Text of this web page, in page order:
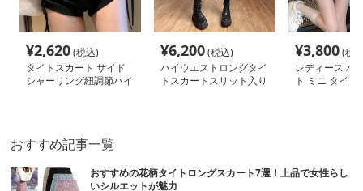
¥2,620(税込)
タイトスカート サイド
シャーリング紐調節ハイ
¥6,200(税込)
ハイウエストロングタイ
トスカートスリット入り
¥3,800(税
レディース ハ
ト ミニ タイト
おすすめ記事一覧
おすすめの花柄タイトロングスカート7選！上品で女性らし
いシルエットが魅力